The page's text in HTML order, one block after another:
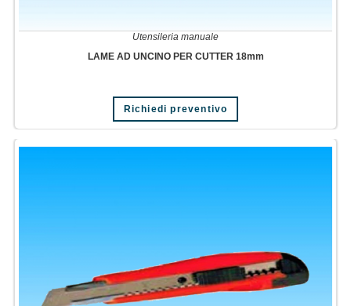
Utensileria manuale
LAME AD UNCINO PER CUTTER 18mm
Richiedi preventivo